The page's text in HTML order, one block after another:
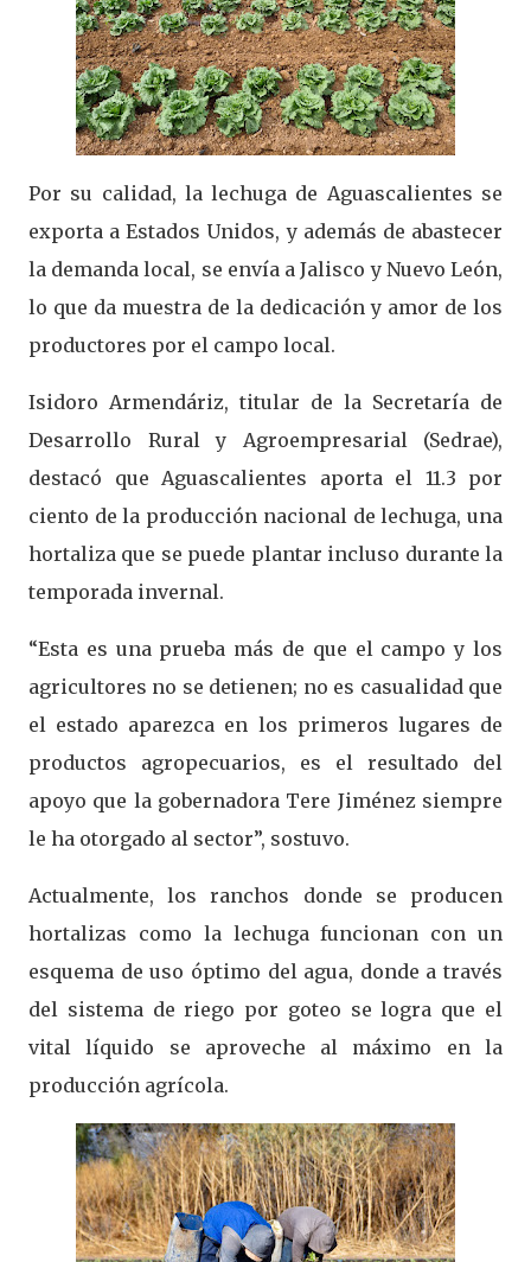
Por su calidad, la lechuga de Aguascalientes se
exporta a Estados Unidos, y además de abastecer
la demanda local, se envía a Jalisco y Nuevo León,
lo que da muestra de la dedicación y amor de los
productores por el campo local.
Isidoro Armendáriz, titular de la Secretaría de
Desarrollo Rural y Agroempresarial (Sedrae),
destacó que Aguascalientes aporta el 11.3 por
ciento de la producción nacional de lechuga, una
hortaliza que se puede plantar incluso durante la
temporada invernal.
“Esta es una prueba más de que el campo y los
agricultores no se detienen; no es casualidad que
el estado aparezca en los primeros lugares de
productos agropecuarios, es el resultado del
apoyo que la gobernadora Tere Jiménez siempre
le ha otorgado al sector”, sostuvo.
Actualmente, los ranchos donde se producen
hortalizas como la lechuga funcionan con un
esquema de uso óptimo del agua, donde a través
del sistema de riego por goteo se logra que el
vital líquido se aproveche al máximo en la
producción agrícola.